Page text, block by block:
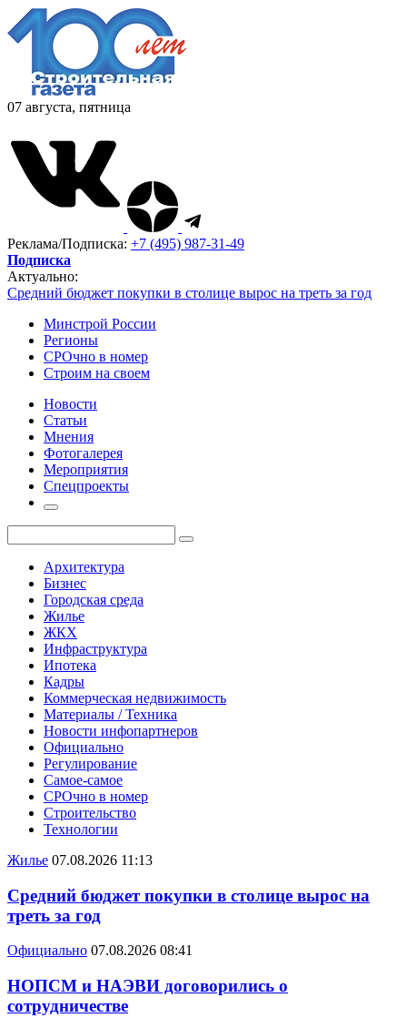
07 августа, пятница
Реклама/Подписка: +7 (495) 987-31-49
Подписка
Актуально:
Средний бюджет покупки в столице вырос на треть за год
Минстрой России
Регионы
СРОчно в номер
Строим на своем
Новости
Статьи
Мнения
Фотогалерея
Мероприятия
Спецпроекты
Архитектура
Бизнес
Городская среда
Жилье
ЖКХ
Инфраструктура
Ипотека
Кадры
Коммерческая недвижимость
Материалы / Техника
Новости инфопартнеров
Официально
Регулирование
Самое-самое
СРОчно в номер
Строительство
Технологии
Жилье 07.08.2026 11:13
Средний бюджет покупки в столице вырос на
треть за год
Официально 07.08.2026 08:41
НОПСМ и НАЭВИ договорились о
сотрудничестве